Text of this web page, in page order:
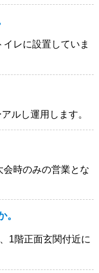
レに設置していま
ルし運用します。
時のみの営業とな
1階正面玄関付近に